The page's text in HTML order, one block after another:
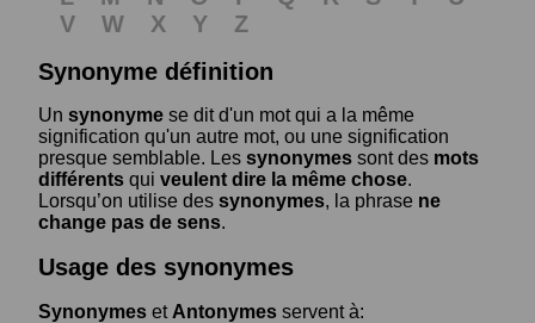
V
W X Y
Z
Synonyme définition
Un synonyme se dit d'un mot qui a la même
signification qu'un autre mot, ou une signification
presque semblable. Les synonymes sont des mots
différents qui veulent dire la même chose.
Lorsqu’on utilise des synonymes, la phrase ne
change pas de sens.
Usage des synonymes
Synonymes et Antonymes servent à: